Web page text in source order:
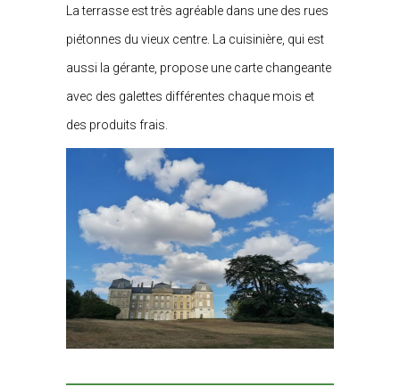
La terrasse est très agréable dans une des rues
piétonnes du vieux centre. La cuisinière, qui est
aussi la gérante, propose une carte changeante
avec des galettes différentes chaque mois et
des produits frais.